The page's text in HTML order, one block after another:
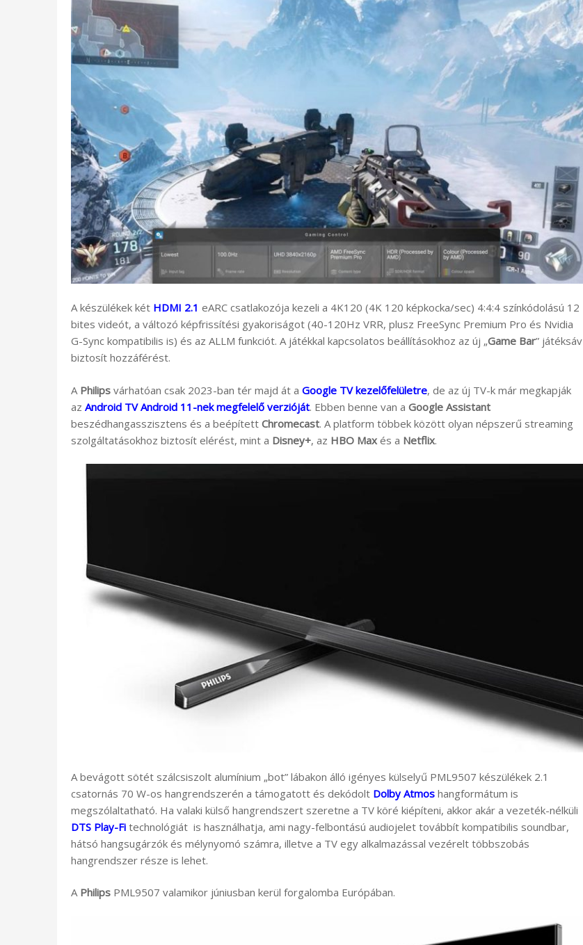
A készülékek két HDMI 2.1 eARC csatlakozója kezeli a 4K120 (4K 120 képkocka/sec) 4:4:4 színkódolású 12
bites videót, a változó képfrissítési gyakoriságot (40-120Hz VRR, plusz FreeSync Premium Pro és Nvidia
G-Sync kompatibilis is) és az ALLM funkciót. A játékkal kapcsolatos beállításokhoz az új „Game Bar” játéksáv
biztosít hozzáférést.
A Philips várhatóan csak 2023-ban tér majd át a Google TV kezelőfelületre, de az új TV-k már megkapják
az Android TV Android 11-nek megfelelő verzióját. Ebben benne van a Google Assistant
beszédhangasszisztens és a beépített Chromecast. A platform többek között olyan népszerű streaming
szolgáltatásokhoz biztosít elérést, mint a Disney+, az HBO Max és a Netflix.
A bevágott sötét szálcsiszolt alumínium „bot” lábakon álló igényes külselyű PML9507 készülékek 2.1
csatornás 70 W-os hangrendszerén a támogatott és dekódolt Dolby Atmos hangformátum is
megszólaltatható. Ha valaki külső hangrendszert szeretne a TV köré kiépíteni, akkor akár a vezeték-nélküli
DTS Play-Fi technológiát is használhatja, ami nagy-felbontású audiojelet továbbít kompatibilis soundbar,
hátsó hangsugárzók és mélynyomó számra, illetve a TV egy alkalmazással vezérelt többszobás
hangrendszer része is lehet.
A Philips PML9507 valamikor júniusban kerül forgalomba Európában.